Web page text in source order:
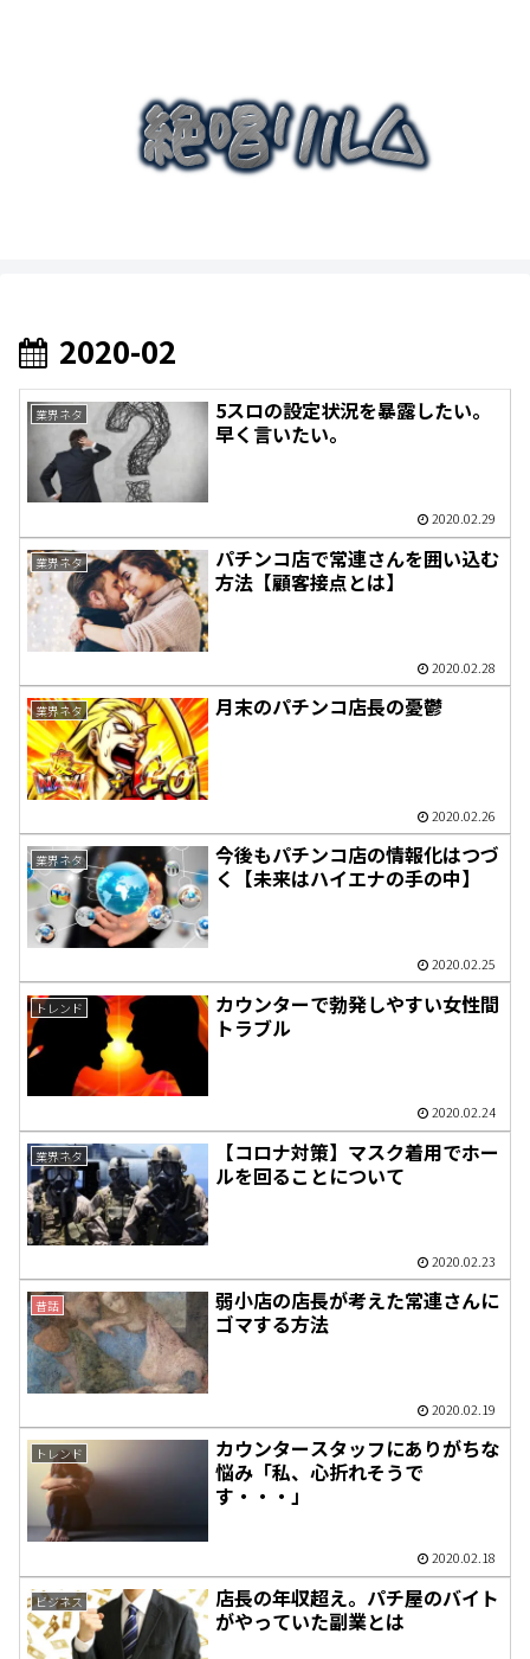
2020-02
業界ネタ
5スロの設定状況を暴露したい。
早く言いたい。
2020.02.29
業界ネタ
パチンコ店で常連さんを囲い込む
方法【顧客接点とは】
2020.02.28
業界ネタ 月末のパチンコ店長の憂鬱
2020.02.26
業界ネタ
今後もパチンコ店の情報化はつづ
く【未来はハイエナの手の中】
2020.02.25
トレンド
カウンターで勃発しやすい女性間
トラブル
2020.02.24
業界ネタ
【コロナ対策】マスク着用でホー
ルを回ることについて
2020.02.23
昔話
弱小店の店長が考えた常連さんに
ゴマする方法
2020.02.19
トレンド
カウンタースタッフにありがちな
悩み「私、心折れそうで
す・・・」
2020.02.18
ビジネス
店長の年収超え。パチ屋のバイト
がやっていた副業とは